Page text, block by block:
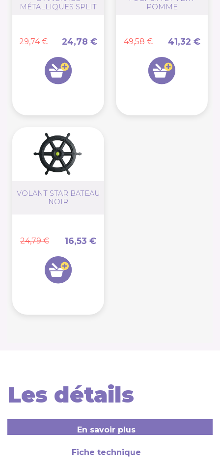
MÉTALLIQUES SPLIT
29,74 € 24,78 €
POMME
49,58 € 41,32 €
VOLANT STAR BATEAU
NOIR
24,79 € 16,53 €
Les détails
En savoir plus
Fiche technique